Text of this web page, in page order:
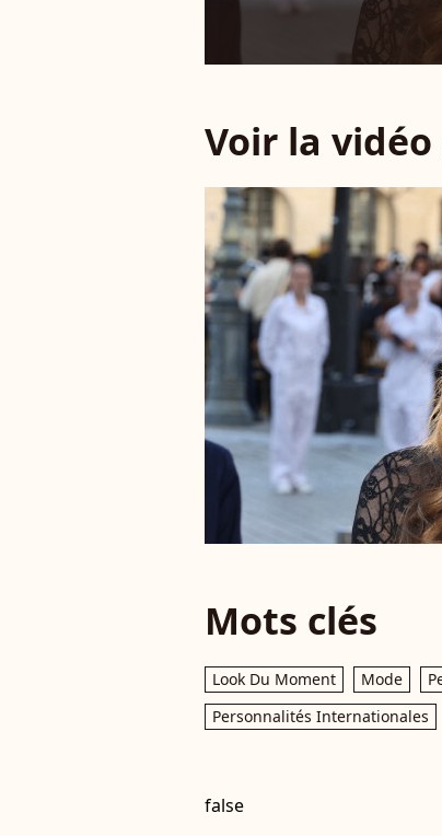
Voir la vidéo
Mots clés
Look Du Moment Mode
Personnalités Internationales
false